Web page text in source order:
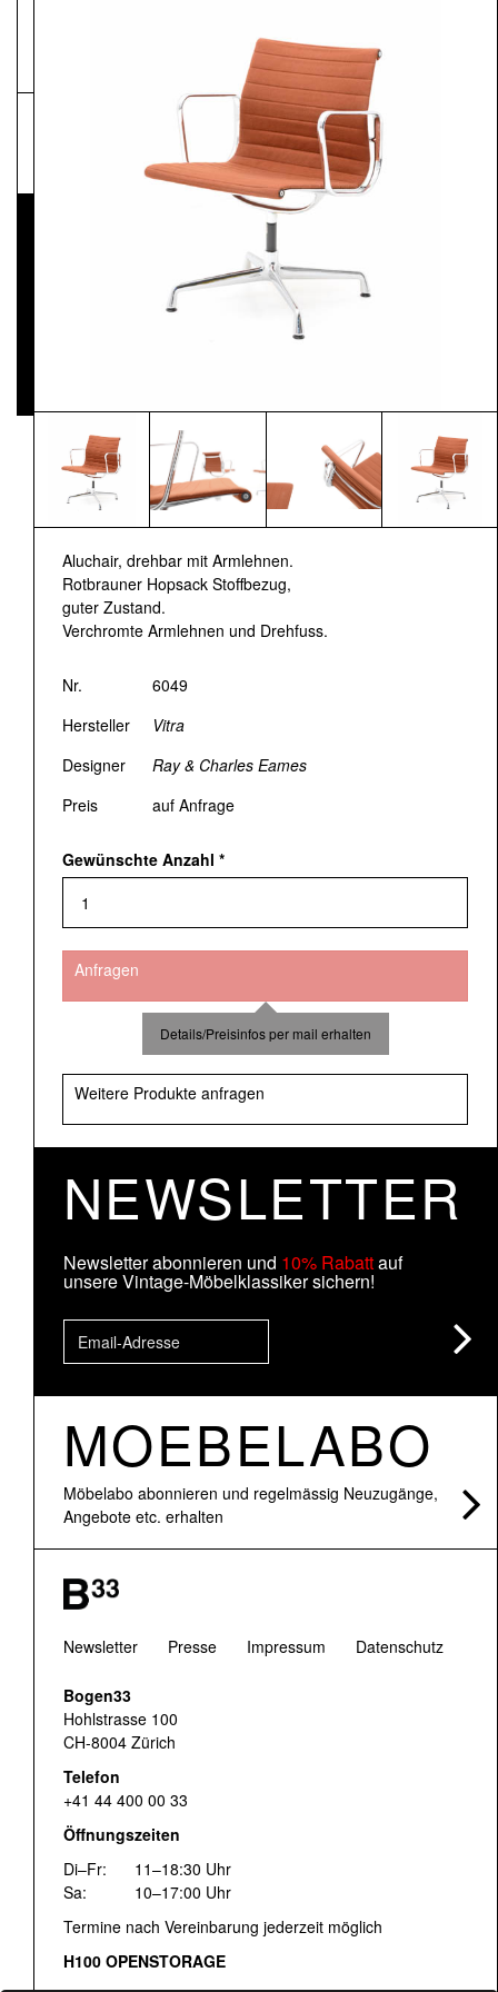
Aluchair, drehbar mit Armlehnen.
Rotbrauner Hopsack Stoffbezug,
guter Zustand.
Verchromte Armlehnen und Drehfuss.
Nr.
6049
Hersteller
Vitra
Designer
Ray & Charles Eames
Preis
auf Anfrage
Gewünschte Anzahl *
Anfragen
Details/Preisinfos per mail erhalten
Weitere Produkte anfragen
NEWSLETTER
Newsletter abonnieren und 10% Rabattauf
unsere Vintage-Möbelklassiker sichern!
MOEBELABO
Möbelabo abonnieren und regelmässig Neuzugänge,
Angebote etc. erhalten
Newsletter Presse Impressum Datenschutz
Bogen33
Hohlstrasse 100
CH-8004 Zürich
Telefon
+41 44 400 00 33
Öffnungszeiten
Di–Fr:
11–18:30 Uhr
Sa:
10–17:00 Uhr
Termine nach Vereinbarung jederzeit möglich
H100 OPENSTORAGE
Pressematerial